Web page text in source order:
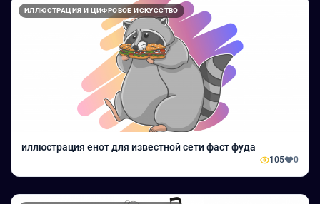
ИЛЛЮСТРАЦИЯ И ЦИФРОВОЕ ИСКУССТВО
иллюстрация енот для известной сети фаст фуда
105 0